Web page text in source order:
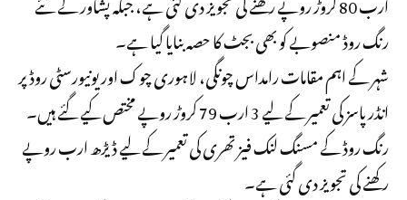
رنگ روڈ منصوبے کو بھی بجٹ کا حصہ بنایا گیا ہے۔
شہر کے اہم مقامات رامداس چونگی، لاہوری چوک اور یونیورسٹی روڈ پر
انڈر پاسز کی تعمیر کے لیے 3 ارب 79 کروڑ روپے مختص کیے گئے ہیں۔
رنگ روڈ کے مسنگ لنک فیز تھری کی تعمیر کے لیے ڈیڑھ ارب روپے
رکھنے کی تجویز دی گئی ہے۔